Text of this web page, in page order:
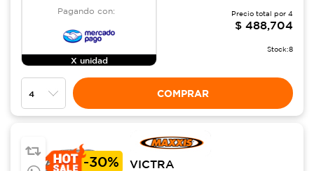
Pagando con:
X unidad
Precio total por 4
$ 488,704
Stock:8
COMPRAR
-30%
VICTRA